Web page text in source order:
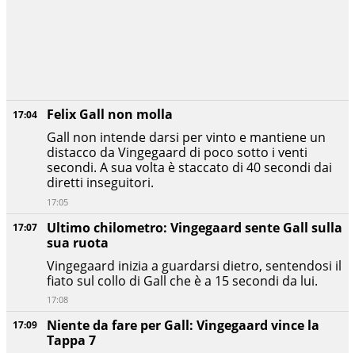
17:09
Niente da fare per Gall: Vingegaard vince la
Tappa 7
17:07
Ultimo chilometro: Vingegaard sente Gall sulla
sua ruota
Vingegaard inizia a guardarsi dietro, sentendosi il
fiato sul collo di Gall che è a 15 secondi da lui.
17:08
17:04
Felix Gall non molla
Gall non intende darsi per vinto e mantiene un
distacco da Vingegaard di poco sotto i venti
secondi. A sua volta è staccato di 40 secondi dai
diretti inseguitori.
17:05